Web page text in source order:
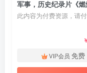
军事，历史纪录片《
此内容为付费资源，请
VIP会员 免费